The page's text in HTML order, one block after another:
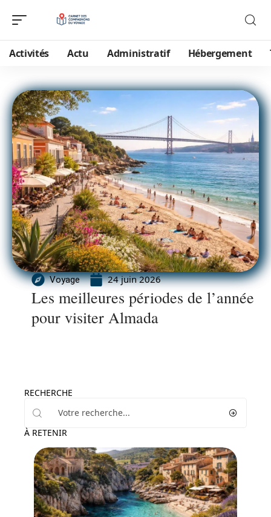
Activités Actu Administratif Hébergement
Voyage 24 juin 2026
Les meilleures périodes de l’année
pour visiter Almada
RECHERCHE
À RETENIR
Voyage